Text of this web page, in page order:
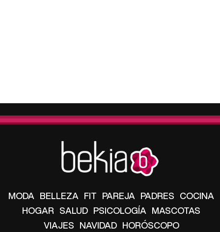
MODA BELLEZA FIT PAREJA PADRES COCINA
HOGAR SALUD PSICOLOGÍA MASCOTAS
VIAJES NAVIDAD HORÓSCOPO